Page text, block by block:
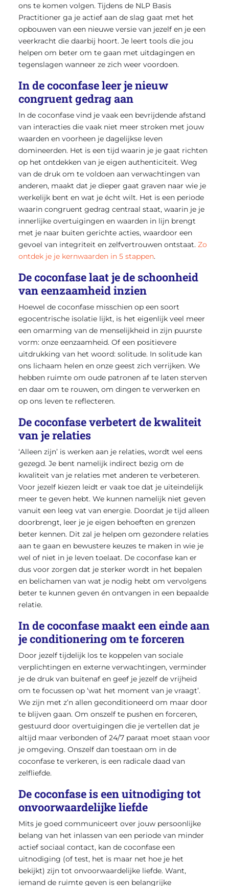
ons te komen volgen. Tijdens de NLP Basis
Practitioner ga je actief aan de slag gaat met het
opbouwen van een nieuwe versie van jezelf en je een
veerkracht die daarbij hoort. Je leert tools die jou
helpen om beter om te gaan met uitdagingen en
tegenslagen wanneer ze zich weer voordoen.
In de coconfase leer je nieuw
congruent gedrag aan
In de coconfase vind je vaak een bevrijdende afstand
van interacties die vaak niet meer stroken met jouw
waarden en voorheen je dagelijkse leven
domineerden. Het is een tijd waarin je je gaat richten
op het ontdekken van je eigen authenticiteit. Weg
van de druk om te voldoen aan verwachtingen van
anderen, maakt dat je dieper gaat graven naar wie je
werkelijk bent en wat je écht wilt. Het is een periode
waarin congruent gedrag centraal staat, waarin je je
innerlijke overtuigingen en waarden in lijn brengt
met je naar buiten gerichte acties, waardoor een
gevoel van integriteit en zelfvertrouwen ontstaat. Zo
ontdek je je kernwaarden in 5 stappen.
De coconfase laat je de schoonheid
van eenzaamheid inzien
Hoewel de coconfase misschien op een soort
egocentrische isolatie lijkt, is het eigenlijk veel meer
een omarming van de menselijkheid in zijn puurste
vorm: onze eenzaamheid. Of een positievere
uitdrukking van het woord: solitude. In solitude kan
ons lichaam helen en onze geest zich verrijken. We
hebben ruimte om oude patronen af te laten sterven
en daar om te rouwen, om dingen te verwerken en
op ons leven te reflecteren.
De coconfase verbetert de kwaliteit
van je relaties
‘Alleen zijn’ is werken aan je relaties, wordt wel eens
gezegd. Je bent namelijk indirect bezig om de
kwaliteit van je relaties met anderen te verbeteren.
Voor jezelf kiezen leidt er vaak toe dat je uiteindelijk
meer te geven hebt. We kunnen namelijk niet geven
vanuit een leeg vat van energie. Doordat je tijd alleen
doorbrengt, leer je je eigen behoeften en grenzen
beter kennen. Dit zal je helpen om gezondere relaties
aan te gaan en bewustere keuzes te maken in wie je
wel of niet in je leven toelaat. De coconfase kan er
dus voor zorgen dat je sterker wordt in het bepalen
en belichamen van wat je nodig hebt om vervolgens
beter te kunnen geven én ontvangen in een bepaalde
relatie.
In de coconfase maakt een einde aan
je conditionering om te forceren
Door jezelf tijdelijk los te koppelen van sociale
verplichtingen en externe verwachtingen, verminder
je de druk van buitenaf en geef je jezelf de vrijheid
om te focussen op ‘wat het moment van je vraagt’.
We zijn met z’n allen geconditioneerd om maar door
te blijven gaan. Om onszelf te pushen en forceren,
gestuurd door overtuigingen die je vertellen dat je
altijd maar verbonden of 24/7 paraat moet staan voor
je omgeving. Onszelf dan toestaan om in de
coconfase te verkeren, is een radicale daad van
zelfliefde.
De coconfase is een uitnodiging tot
onvoorwaardelijke liefde
Mits je goed communiceert over jouw persoonlijke
belang van het inlassen van een periode van minder
actief sociaal contact, kan de coconfase een
uitnodiging (of test, het is maar net hoe je het
bekijkt) zijn tot onvoorwaardelijke liefde. Want,
iemand de ruimte geven is een belangrijke